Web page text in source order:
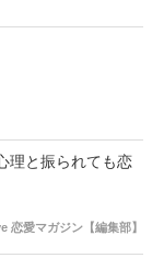
理と振られても恋
恋愛マガジン【編集部】